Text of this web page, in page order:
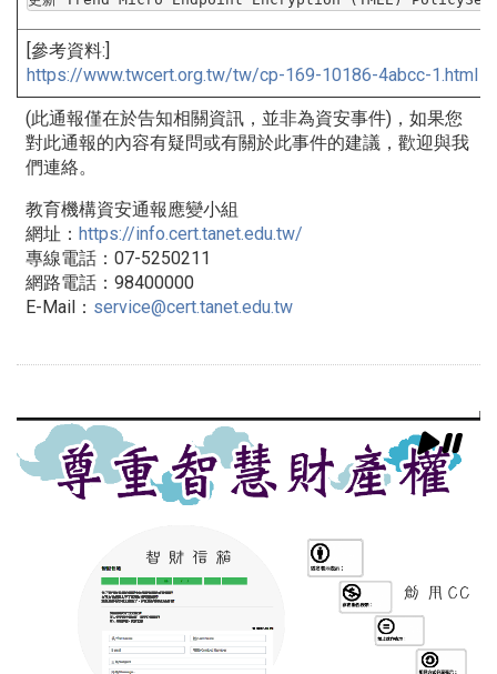
[參考資料:]
https://www.twcert.org.tw/tw/cp-169-10186-4abcc-1.html
(此通報僅在於告知相關資訊，並非為資安事件)， 如果您
對此通報的內容有疑問或有關於此事件的建議， 歡迎與我
們連絡。
教育機構資安通報應變小組
網址： https://info.cert.tanet.edu.tw/
專線電話：07-5250211
網路電話：98400000
E-Mail： service@cert.tanet.edu.tw